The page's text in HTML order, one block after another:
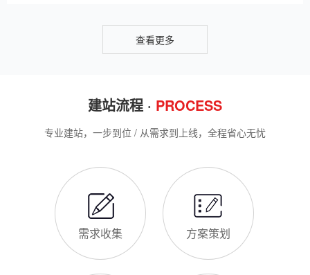
也是契合百度优化算法的关键，结合我们的建站套餐（所有套餐
查看更多
建站流程 · PROCESS
专业建站，一步到位 / 从需求到上线，全程省心无忧
需求收集 方案策划